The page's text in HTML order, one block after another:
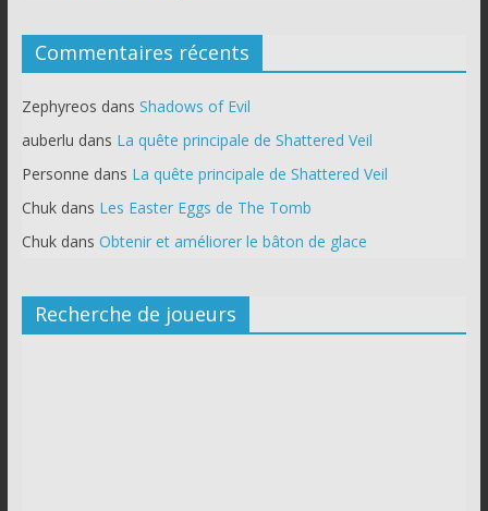
Commentaires récents
Zephyreos dans Shadows of Evil
auberlu dans La quête principale de Shattered Veil
Personne dans La quête principale de Shattered Veil
Chukdans Les Easter Eggs de The Tomb
Chukdans Obtenir et améliorer le bâton de glace
Recherche de joueurs